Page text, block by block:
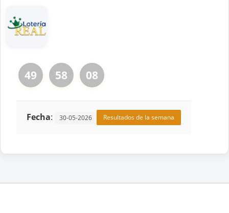
49 58 08
Fecha: 30-05-2026 Resultados de la semana